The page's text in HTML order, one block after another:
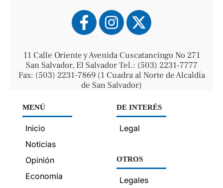
11 Calle Oriente y Avenida Cuscatancingo No 271
San Salvador, El Salvador Tel.: (503) 2231-7777
Fax: (503) 2231-7869 (1 Cuadra al Norte de Alcaldía
de San Salvador)
MENÚ
Inicio
Noticias
Opinión
Economía
DE INTERÉS
Legal
OTROS
Legales